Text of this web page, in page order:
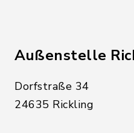
Außenstelle
Dorfstraße 34
24635 Rickling